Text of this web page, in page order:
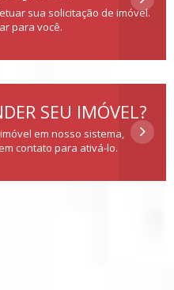
sua solicitação de imóvel.
para você.
SEU IMÓVEL?
em nosso sistema,
contato para ativá-lo.